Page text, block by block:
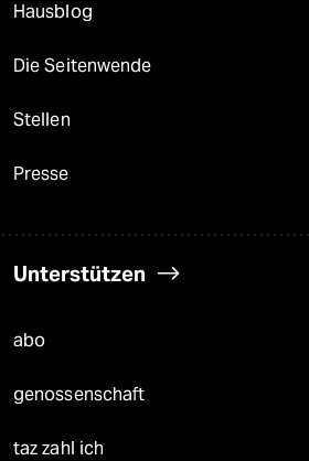
Hausblog
Die Seitenwende
Stellen
Presse
Unterstützen
abo
genossenschaft
taz zahl ich